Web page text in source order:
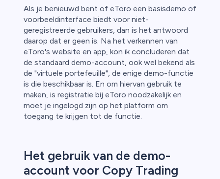
Als je benieuwd bent of eToro een basisdemo of
voorbeeldinterface biedt voor niet-
geregistreerde gebruikers, dan is het antwoord
daarop dat er geen is. Na het verkennen van
eToro's website en app, kon ik concluderen dat
de standaard demo-account, ook wel bekend als
de "virtuele portefeuille", de enige demo-functie
is die beschikbaar is. En om hiervan gebruik te
maken, is registratie bij eToro noodzakelijk en
moet je ingelogd zijn op het platform om
toegang te krijgen tot de functie.
Het gebruik van de demo-
account voor Copy Trading